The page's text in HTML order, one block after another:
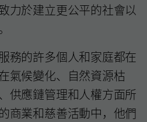
力於建立更公平的社會以
務的許多個人和家庭都在
氣候變化、自然資源枯
供應鏈管理和人權方面所
商業和慈善活動中，他們